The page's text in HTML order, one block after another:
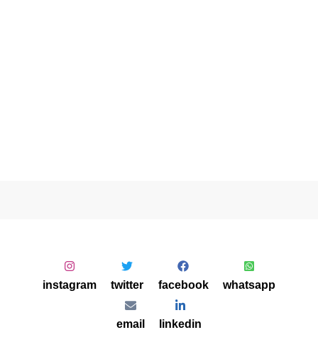
whatsapp
facebook
twitter
instagram
linkedin
email